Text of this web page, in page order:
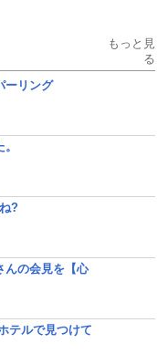
もっと見
る
ーリング
?
んの会見を【心
テルで見つけて